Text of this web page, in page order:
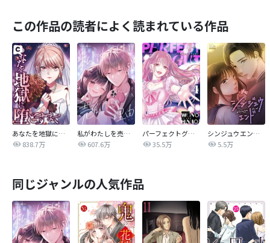
この作品の読者によく読まれている作品
あなたを地獄に堕とすまで
838.7万
私がわたしを売る理由
607.6万
パーフェクトグリッター
35.5万
シンジュウエンド【タテヨミ】
5.5万
同じジャンルの人気作品